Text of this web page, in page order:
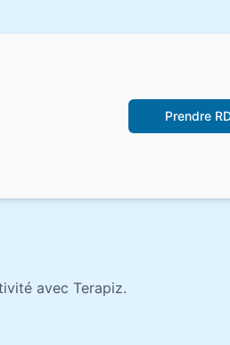
Prendre
avec Terapiz.